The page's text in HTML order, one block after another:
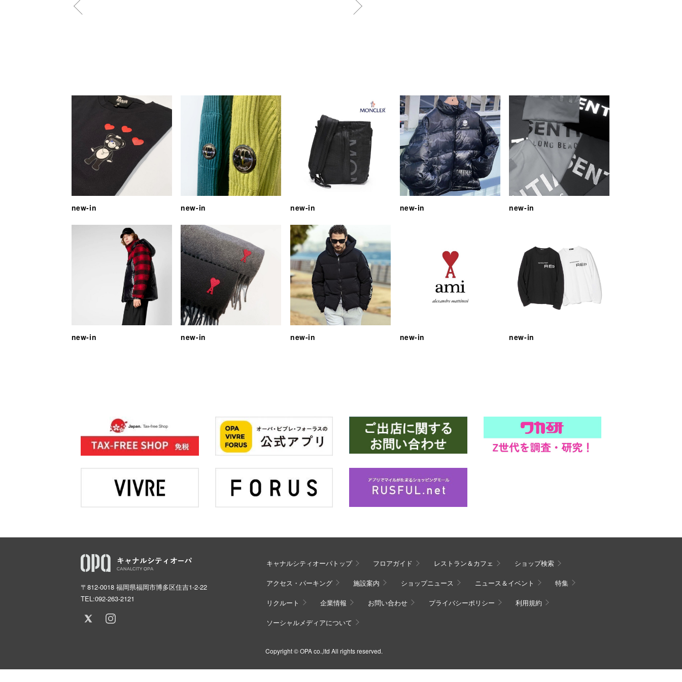
new-in new-in new-in new-in new-in
new-in new-in new-in new-in new-in
〒812-0018 福岡県福岡市博多区住吉1-2-22
TEL:092-263-2121
キャナルシティオーパトップ フロアガイド レストラン＆カフェ ショップ検索
アクセス・パーキング 施設案内 ショップニュース ニュース＆イベント 特集
リクルート 企業情報 お問い合わせ プライバシーポリシー 利用規約
ソーシャルメディアについて
Copyright © OPA co.,ltd All rights reserved.